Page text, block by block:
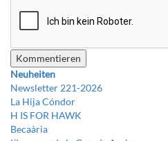
Neuheiten
Newsletter 221-2026
La Hija Cóndor
H IS FOR HAWK
Becaària